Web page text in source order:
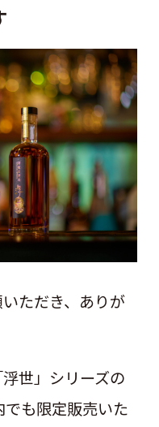
ただき、ありが
世」シリーズの
も限定販売いた